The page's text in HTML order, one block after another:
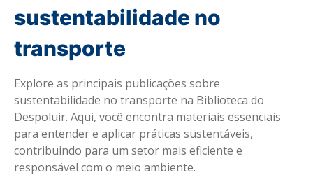
sustentabilidade no
transporte
Explore as principais publicações sobre
sustentabilidade no transporte na Biblioteca do
Despoluir. Aqui, você encontra materiais essenciais
para entender e aplicar práticas sustentáveis,
contribuindo para um setor mais eficiente e
responsável com o meio ambiente.